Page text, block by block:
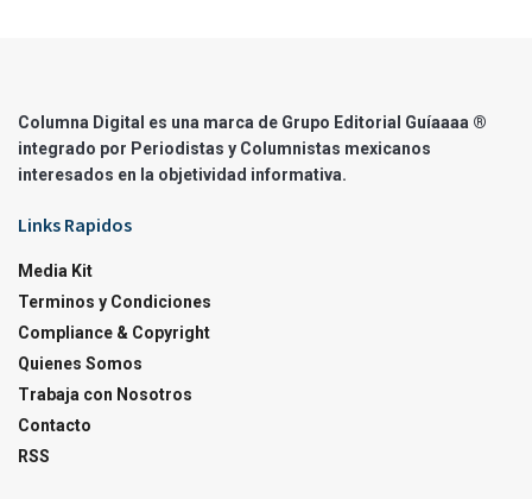
Columna Digital es una marca de Grupo Editorial Guíaaaa ®
integrado por Periodistas y Columnistas mexicanos
interesados en la objetividad informativa.
Links Rapidos
Media Kit
Terminos y Condiciones
Compliance & Copyright
Quienes Somos
Trabaja con Nosotros
Contacto
RSS